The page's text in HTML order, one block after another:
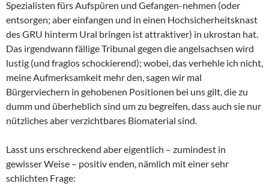
Spezialisten fürs Aufspüren und Gefangen-nehmen (oder
entsorgen; aber einfangen und in einen Hochsicherheitsknast
des GRU hinterm Ural bringen ist attraktiver) in ukrostan hat.
Das irgendwann fällige Tribunal gegen die angelsachsen wird
lustig (und fraglos schockierend); wobei, das verhehle ich nicht,
meine Aufmerksamkeit mehr den, sagen wir mal
Bürgerviechern in gehobenen Positionen bei uns gilt, die zu
dumm und überheblich sind um zu begreifen, dass auch sie nur
nützliches aber verzichtbares Biomaterial sind.
Lasst uns erschreckend aber eigentlich – zumindest in
gewisser Weise – positiv enden, nämlich mit einer sehr
schlichten Frage: